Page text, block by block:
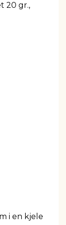
20 gr.,
i en kjele